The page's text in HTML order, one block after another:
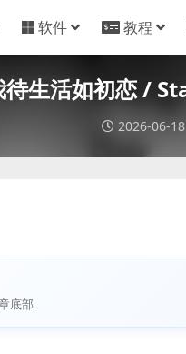
软件 教程
待生活如初恋 /
2026-06-18
底部